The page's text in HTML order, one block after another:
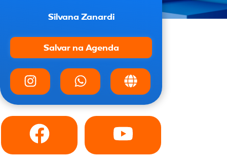
Silvana Zanardi
Salvar na Agenda